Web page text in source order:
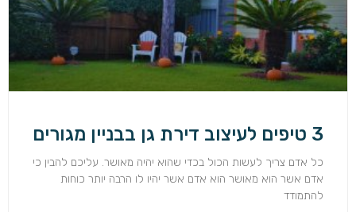
3 טיפים לעיצוב דירת גן בבניין מגורים
כל אדם צריך לעשות הכול בכדי שהוא יהיה מאושר. עליכם להבין כי
אדם אשר הוא מאושר הוא אדם אשר יהיו לו הרבה יותר כוחות
להתמודד